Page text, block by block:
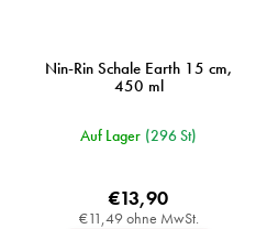
Nin-Rin Schale Earth 15 cm,
450 ml
Auf Lager (296 St)
€11,49 ohne MwSt.
€13,90